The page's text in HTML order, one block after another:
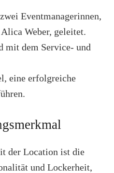
Eventmanagerinnen,
Weber, geleitet.
mit dem Service- und
eine erfolgreiche
der Location ist die
und Lockerheit,